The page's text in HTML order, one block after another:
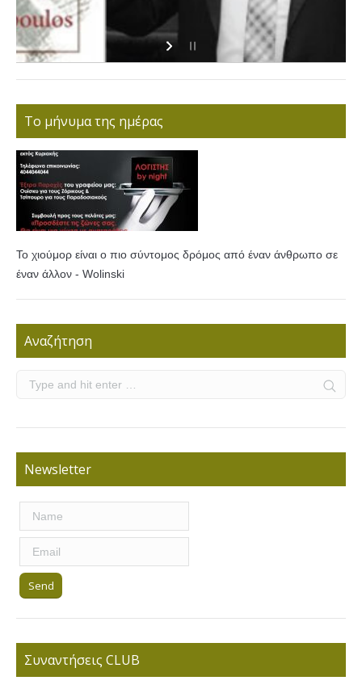
Το μήνυμα της ημέρας
Το χιούμορ είναι ο πιο σύντομος δρόμος από έναν άνθρωπο σε
έναν άλλον - Wolinski
Αναζήτηση
Newsletter
Συναντήσεις CLUB